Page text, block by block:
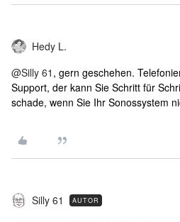
Hedy L.
@Silly 61 , gern geschehen.
Support, der kann Sie Schritt für
schade, wenn Sie Ihr Sonossystem
Silly 61 AUTOR